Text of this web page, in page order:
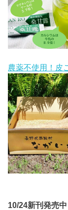
農薬不使用！皮
10/24新刊発売中